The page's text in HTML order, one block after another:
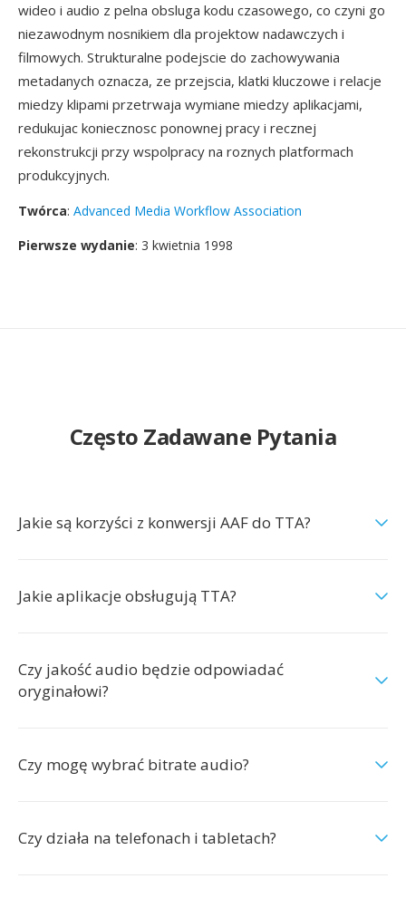
wideo i audio z pelna obsluga kodu czasowego, co czyni go
niezawodnym nosnikiem dla projektow nadawczych i
filmowych. Strukturalne podejscie do zachowywania
metadanych oznacza, ze przejscia, klatki kluczowe i relacje
miedzy klipami przetrwaja wymiane miedzy aplikacjami,
redukujac koniecznosc ponownej pracy i recznej
rekonstrukcji przy wspolpracy na roznych platformach
produkcyjnych.
Twórca: Advanced Media Workflow Association
Pierwsze wydanie: 3 kwietnia 1998
Często Zadawane Pytania
Jakie są korzyści z konwersji AAF do TTA?
Jakie aplikacje obsługują TTA?
Czy jakość audio będzie odpowiadać
oryginałowi?
Czy mogę wybrać bitrate audio?
Czy działa na telefonach i tabletach?